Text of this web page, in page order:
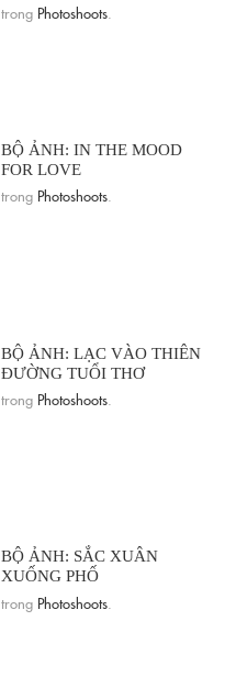
trong Photoshoots
BỘ ẢNH: IN THE MOOD
FOR LOVE
trong Photoshoots
BỘ ẢNH: LẠC VÀO THIÊN
ĐƯỜNG TUỔI THƠ
trong Photoshoots
BỘ ẢNH: SẮC XUÂN
XUỐNG PHỐ
trong Photoshoots